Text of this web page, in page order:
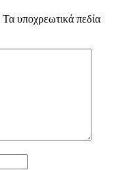
Τα υποχρεωτικά πεδία